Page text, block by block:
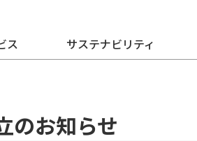
ス サステナビリティ
のお知らせ